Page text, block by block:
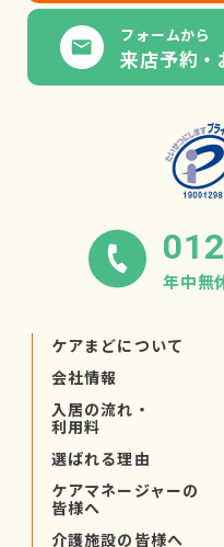
フォームから
来店予約・
年中無
ケアまどについて
会社情報
入居の流れ・
利用料
選ばれる理由
ケアマネージャーの
皆様へ
介護施設の皆様へ